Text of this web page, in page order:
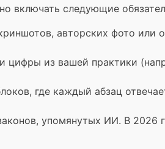
включать следующие
авторских фото или
из вашей практики
где каждый абзац
упомянутых ИИ. В